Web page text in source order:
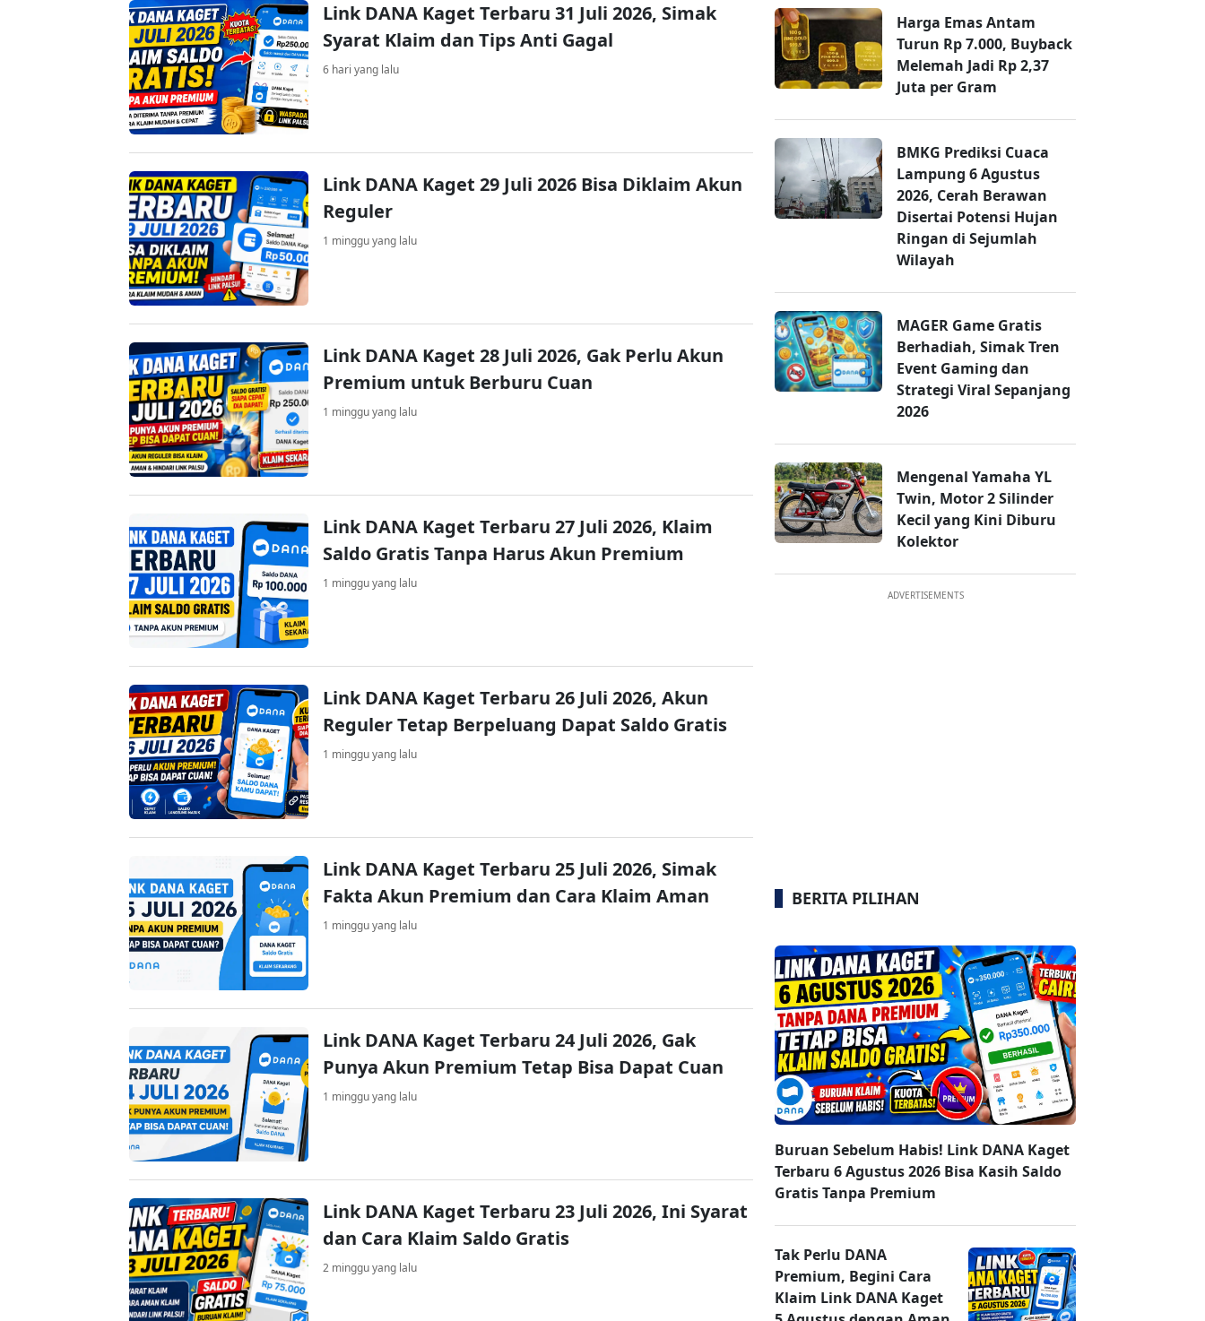
Link DANA Kaget Terbaru 31 Juli 2026, Simak
Syarat Klaim dan Tips Anti Gagal
6 hari yang lalu
Link DANA Kaget 29 Juli 2026 Bisa Diklaim Akun
Reguler
1 minggu yang lalu
Link DANA Kaget 28 Juli 2026, Gak Perlu Akun
Premium untuk Berburu Cuan
1 minggu yang lalu
Link DANA Kaget Terbaru 27 Juli 2026, Klaim
Saldo Gratis Tanpa Harus Akun Premium
1 minggu yang lalu
Link DANA Kaget Terbaru 26 Juli 2026, Akun
Reguler Tetap Berpeluang Dapat Saldo Gratis
1 minggu yang lalu
Link DANA Kaget Terbaru 25 Juli 2026, Simak
Fakta Akun Premium dan Cara Klaim Aman
1 minggu yang lalu
Link DANA Kaget Terbaru 24 Juli 2026, Gak
Punya Akun Premium Tetap Bisa Dapat Cuan
1 minggu yang lalu
Link DANA Kaget Terbaru 23 Juli 2026, Ini Syarat
dan Cara Klaim Saldo Gratis
2 minggu yang lalu
Harga Emas Antam
Turun Rp 7.000, Buyback
Melemah Jadi Rp 2,37
Juta per Gram
BMKG Prediksi Cuaca
Lampung 6 Agustus
2026, Cerah Berawan
Disertai Potensi Hujan
Ringan di Sejumlah
Wilayah
MAGER Game Gratis
Berhadiah, Simak Tren
Event Gaming dan
Strategi Viral Sepanjang
2026
Mengenal Yamaha YL
Twin, Motor 2 Silinder
Kecil yang Kini Diburu
Kolektor
ADVERTISEMENTS
BERITA PILIHAN
Buruan Sebelum Habis! Link DANA Kaget
Terbaru 6 Agustus 2026 Bisa Kasih Saldo
Gratis Tanpa Premium
Tak Perlu DANA
Premium, Begini Cara
Klaim Link DANA Kaget